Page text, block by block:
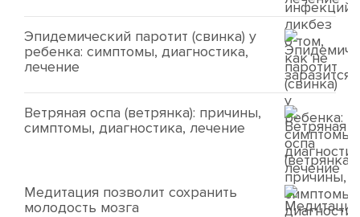
Эпидемический паротит (свинка) у
ребенка: симптомы, диагностика,
лечение
Ветряная оспа (ветрянка): причины,
симптомы, диагностика, лечение
Медитация позволит сохранить
молодость мозга